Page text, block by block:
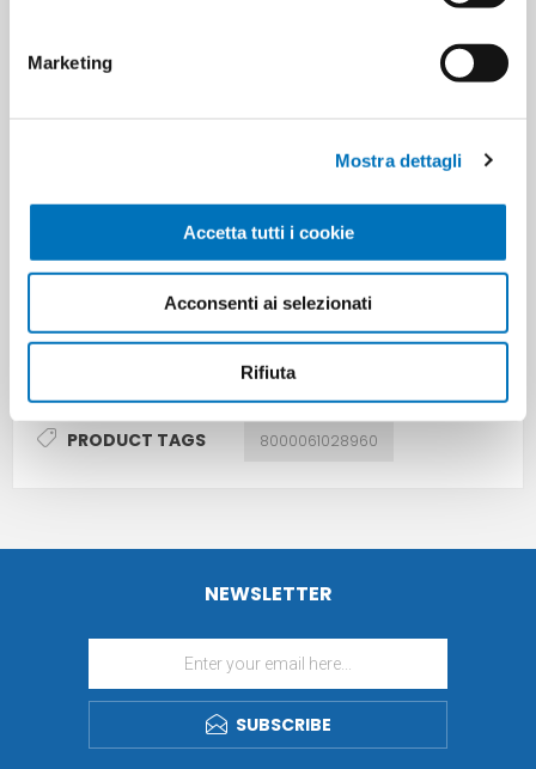
Marketing
Mostra dettagli
Accetta tutti i cookie
Acconsenti ai selezionati
Rifiuta
0
Cartons for layer
Minimum sale
PRODUCT TAGS 8000061028960
NEWSLETTER
SUBSCRIBE